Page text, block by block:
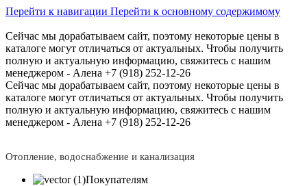
Перейти к навигации Перейти к основному содержимому
Сейчас мы дорабатываем сайт, поэтому некоторые цены в
каталоге могут отличаться от актуальных. Чтобы получить
полную и актуальную информацию, свяжитесь с нашим
менеджером - Алена +7 (918) 252-12-26
Сейчас мы дорабатываем сайт, поэтому некоторые цены в
каталоге могут отличаться от актуальных. Чтобы получить
полную и актуальную информацию, свяжитесь с нашим
менеджером - Алена +7 (918) 252-12-26
Отопление, водоснабжение и канализация
Покупателям